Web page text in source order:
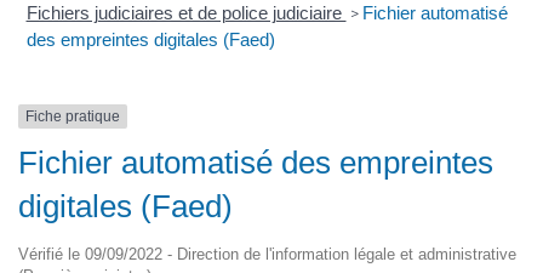
Fichiers judiciaires et de police judiciaire > Fichier automatisé
des empreintes digitales (Faed)
Fiche pratique
Fichier automatisé des empreintes
digitales (Faed)
Vérifié le 09/09/2022 - Direction de l'information légale et administrative